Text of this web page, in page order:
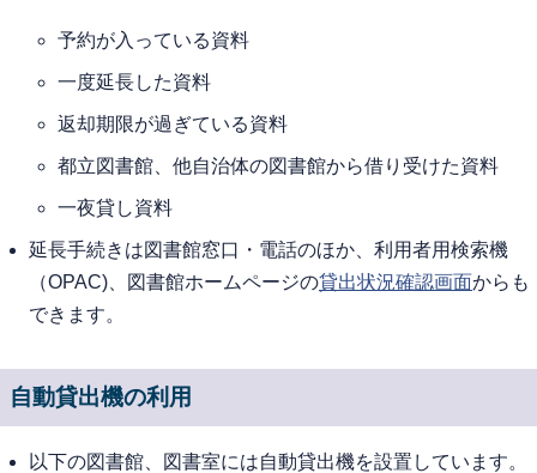
予約が入っている資料
一度延長した資料
返却期限が過ぎている資料
都立図書館、他自治体の図書館から借り受けた資料
一夜貸し資料
延長手続きは図書館窓口・電話のほか、利用者用検索機
（OPAC)、図書館ホームページの貸出状況確認画面からも
できます。
自動貸出機の利用
以下の図書館、図書室には自動貸出機を設置しています。